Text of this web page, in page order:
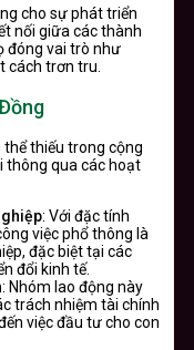
cho sự phát triển
nối giữa các thành
đóng vai trò như
cách trơn tru.
thiếu trong cộng
thông qua các hoạt
: Với đặc tính
việc phổ thông là
đặc biệt tại các
đổi kinh tế.
: Nhóm lao động này
trách nhiệm tài chính
việc đầu tư cho con